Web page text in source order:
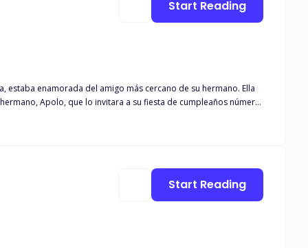
Apolo, que lo invitara a su fiesta de cumpleaños número
cumplir la mayoría de edad,
que la veía, su mascota se endurecía y deseaba profundizar en
Start Reading
Start Reading